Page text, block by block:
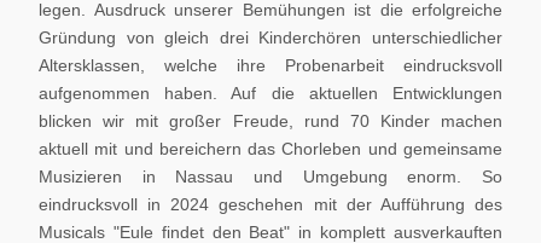
legen. Ausdruck unserer Bemühungen ist die erfolgreiche
Gründung von gleich drei Kinderchören unterschiedlicher
Altersklassen, welche ihre Probenarbeit eindrucksvoll
aufgenommen haben. Auf die aktuellen Entwicklungen
blicken wir mit großer Freude, rund 70 Kinder machen
aktuell mit und bereichern das Chorleben und gemeinsame
Musizieren in Nassau und Umgebung enorm. So
eindrucksvoll in 2024 geschehen mit der Aufführung des
Musicals "Eule findet den Beat" in komplett ausverkauften